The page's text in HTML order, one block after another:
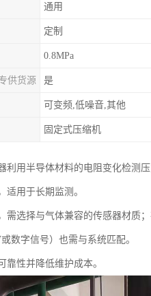
通用
定制
0.8MPa
供货源 是
可变频,低噪音,其他
固定式压缩机
用半导体材料的电阻变化检测
用于长期监测。
选择与气体兼容的传感器材质
数字信号）也需与系统匹配。
性并降低维护成本。